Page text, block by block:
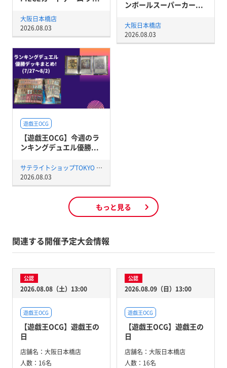
大阪日本橋店
2026.08.03
ンボールスーパーカー...
大阪日本橋店
2026.08.03
遊戯王OCG
【遊戯王OCG】今週のラ
ンキングデュエル優勝...
サテライトショップTOKYO 秋葉原店
2026.08.03
もっと見る
関連する開催予定大会情報
公認
2026.08.08（土）13:00
遊戯王OCG
【遊戯王OCG】遊戯王の
日
店舗名： 大阪日本橋店
人数： 16名
公認
2026.08.09（日）13:00
遊戯王OCG
【遊戯王OCG】遊戯王の
日
店舗名： 大阪日本橋店
人数： 16名